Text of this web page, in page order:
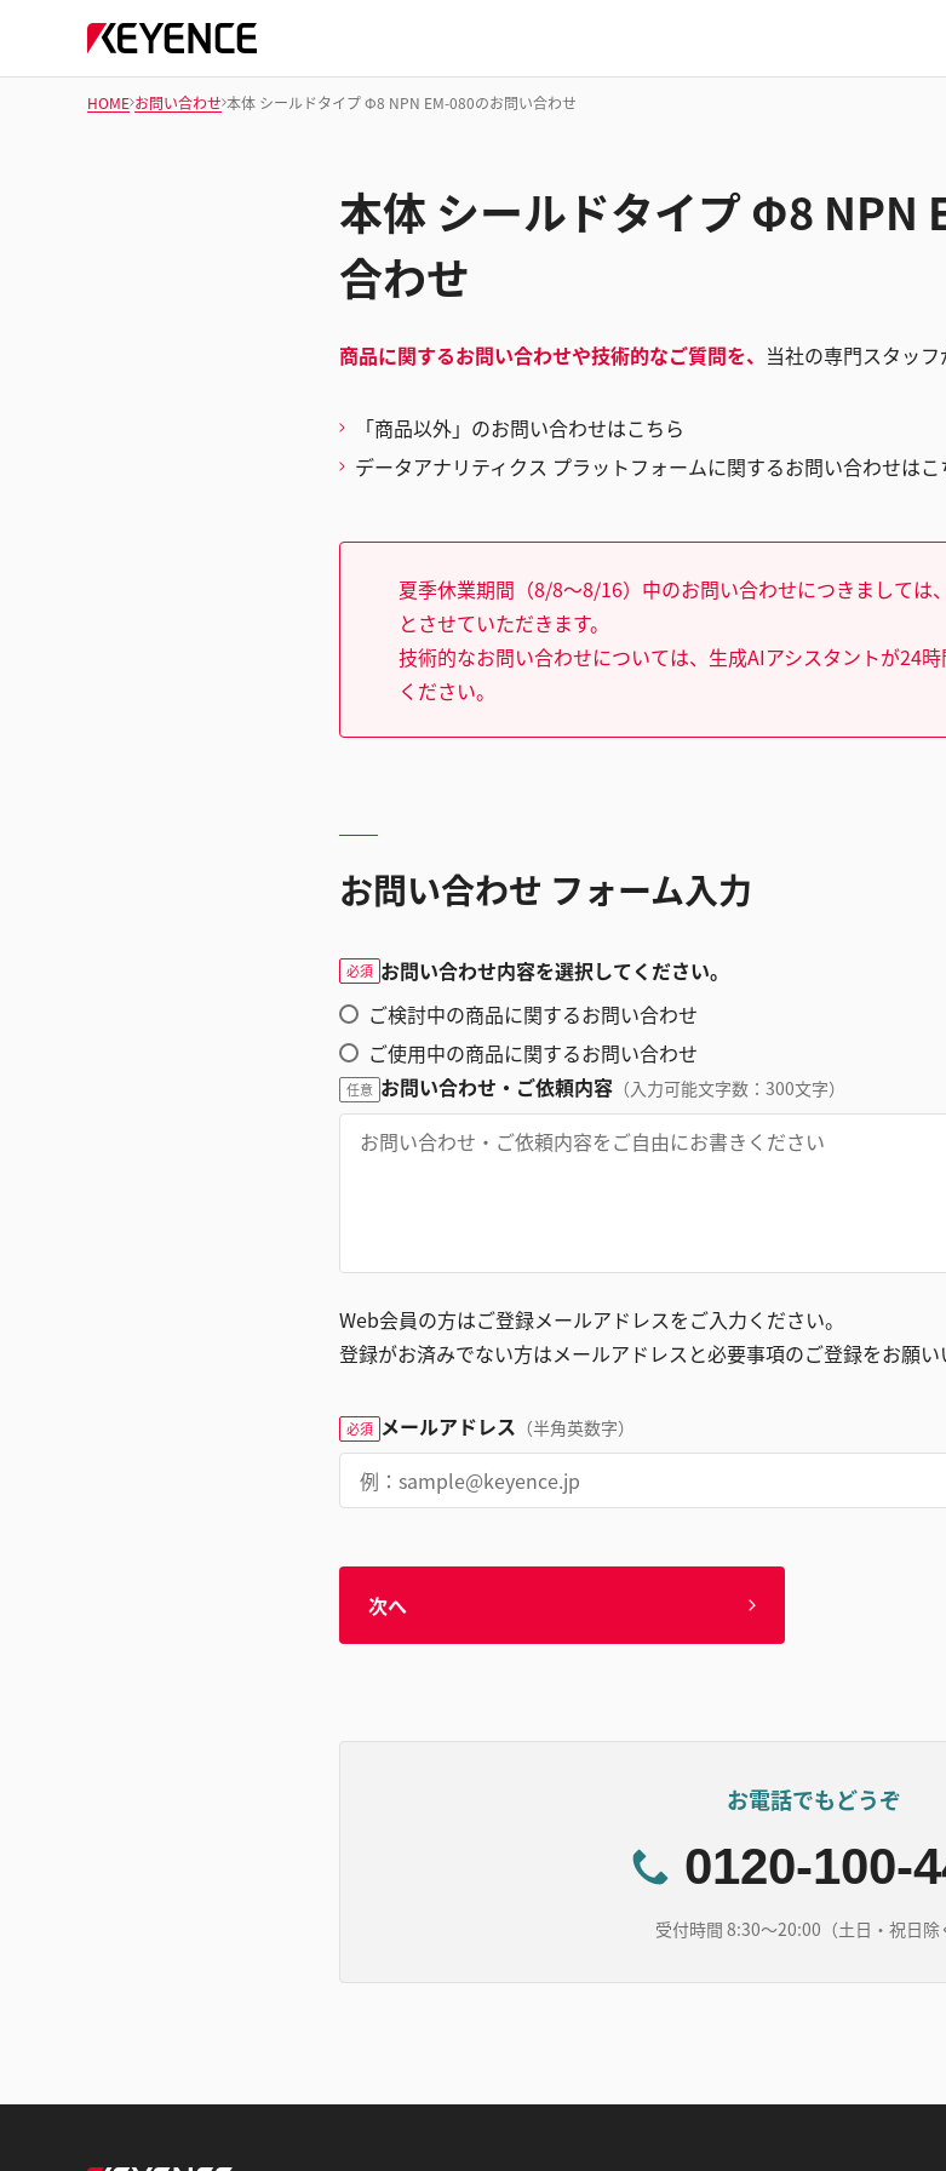
HOME お問い合わせ 本体 シールドタイプ Φ8 NPN EM-080のお問い合わせ
本体 シールドタイプ Φ8 NPN
合わせ
商品に関するお問い合わせや技術的なご質問を、 当社の専門スタッフ
「商品以外」のお問い合わせはこちら
データアナリティクス プラットフォームに関するお問い合わせはこ
夏季休業期間（8/8～8/16）中のお問い合わせにつきましては
とさせていただきます。
技術的なお問い合わせについては、生成AIアシスタントが24
ください。
お問い合わせ フォーム入力
必須 お問い合わせ内容を選択してください。
ご検討中の商品に関するお問い合わせ
ご使用中の商品に関するお問い合わせ
任意 お問い合わせ・ご依頼内容 （入力可能文字数：300文字）
Web会員の方はご登録メールアドレスをご入力ください。
登録がお済みでない方はメールアドレスと必要事項のご登録をお願い
必須 メールアドレス （半角英数字）
次へ
お電話でもどうぞ
0120-100-
受付時間 8:30～20:00（土日・祝日除